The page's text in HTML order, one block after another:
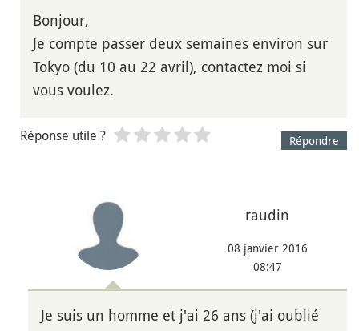
Bonjour,
Je compte passer deux semaines environ sur
Tokyo (du 10 au 22 avril), contactez moi si
vous voulez.
Répondre
Réponse utile ?
raudin
08 janvier 2016
08:47
Je suis un homme et j'ai 26 ans (j'ai oublié